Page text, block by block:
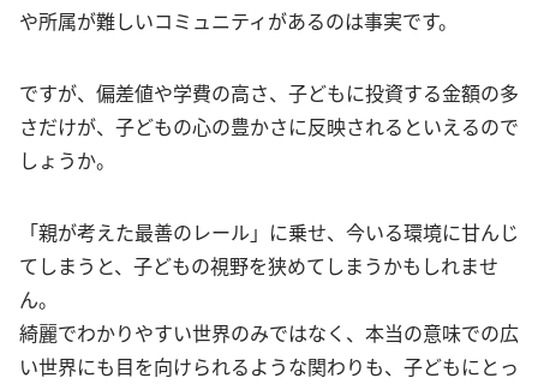
や所属が難しいコミュニティがあるのは事実です。
ですが、偏差値や学費の高さ、子どもに投資する金額の多
さだけが、子どもの心の豊かさに反映されるといえるので
しょうか。
「親が考えた最善のレール」に乗せ、今いる環境に甘んじ
てしまうと、子どもの視野を狭めてしまうかもしれませ
ん。
綺麗でわかりやすい世界のみではなく、本当の意味での広
い世界にも目を向けられるような関わりも、子どもにとっ